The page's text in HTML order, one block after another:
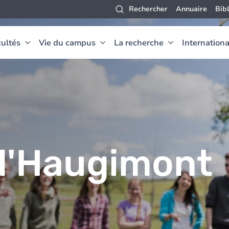
Rechercher Annuaire
Vie du campus La recherche